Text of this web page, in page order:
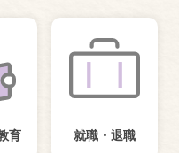
育 就職・退職